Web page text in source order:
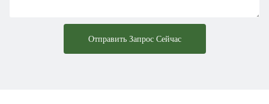
Отправить Запрос Сейчас